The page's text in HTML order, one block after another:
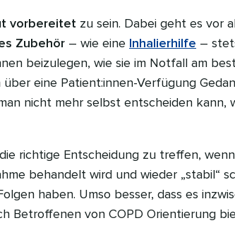
vorbereitet zu sein. Dabei geht es vor
Zubehör – wie eine Inhalierhilfe –
beizulegen, wie sie im Notfall am
eine Patient:innen-Verfügung
nicht mehr selbst entscheiden kann,
richtige Entscheidung zu treffen,
behandelt wird und wieder „stabil“
haben. Umso besser, dass es
Betroffenen von COPD Orientierung